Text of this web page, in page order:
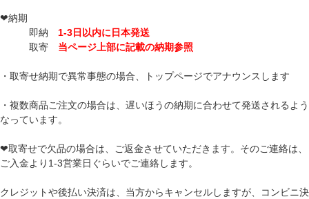
❤納期
即納 1-3日以内に日本発送
取寄 当ページ上部に記載の納期参照
・取寄せ納期で異常事態の場合、トップページでアナウンスします
・複数商品ご注文の場合は、遅いほうの納期に合わせて発送されるよう
なっています。
❤取寄せで欠品の場合は、ご返金させていただきます。そのご連絡は、
ご入金より1-3営業日ぐらいでご連絡します。
クレジットや後払い決済は、当方からキャンセルしますが、コンビニ決